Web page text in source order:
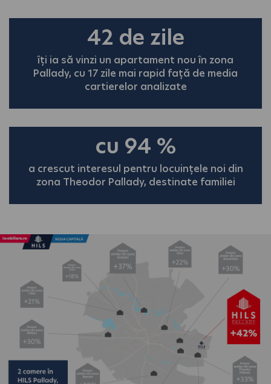
42 de zile
îți ia să vinzi un apartament nou în zona
Pallady, cu 17 zile mai rapid față de media
cartierelor analizate
cu 94 %
a crescut interesul pentru locuințele noi din
zona Theodor Pallady, destinate familiei